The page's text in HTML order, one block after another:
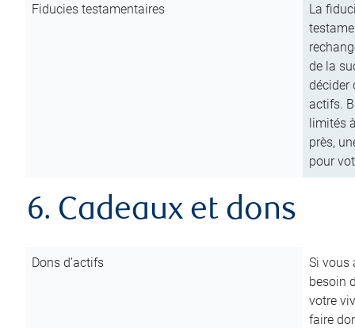
Fiducies testamentaires
La
de la
décider
actifs.
limités
près,
pour
6. Cadeaux et dons
Dons d’actifs
Si vous
besoin
votre
faire